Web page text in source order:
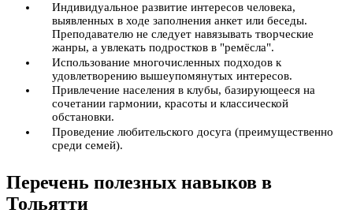
Индивидуальное развитие интересов человека,
выявленных в ходе заполнения анкет или беседы.
Преподавателю не следует навязывать творческие
жанры, а увлекать подростков в "ремёсла".
Использование многочисленных подходов к
удовлетворению вышеупомянутых интересов.
Привлечение населения в клубы, базирующееся на
сочетании гармонии, красоты и классической
обстановки.
Проведение любительского досуга (преимущественно
среди семей).
Перечень полезных навыков в
Тольятти